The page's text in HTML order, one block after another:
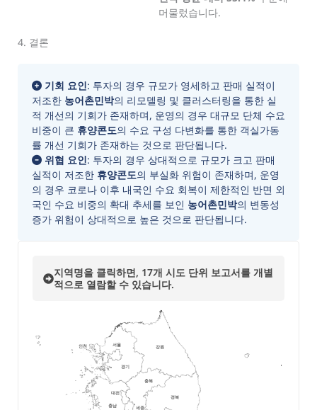
머물렀습니다.
4. 결론
기회 요인: 투자의 경우 규모가 영세하고 판매 실적이
저조한 농어촌민박의 리모델링 및 클러스터링을 통한 실
적 개선의 기회가 존재하며, 운영의 경우 대규모 단체 수요
비중이 큰 휴양콘도의 수요 구성 다변화를 통한 객실가동
률 개선 기회가 존재하는 것으로 판단됩니다.
위협 요인: 투자의 경우 상대적으로 규모가 크고 판매
실적이 저조한 휴양콘도의 부실화 위험이 존재하며, 운영
의 경우 코로나 이후 내국인 수요 회복이 제한적인 반면 외
국인 수요 비중의 확대 추세를 보인 농어촌민박의 변동성
증가 위험이 상대적으로 높은 것으로 판단됩니다.
지역명을 클릭하면, 17개 시도 단위 보고서를 개별
적으로 열람할 수 있습니다.